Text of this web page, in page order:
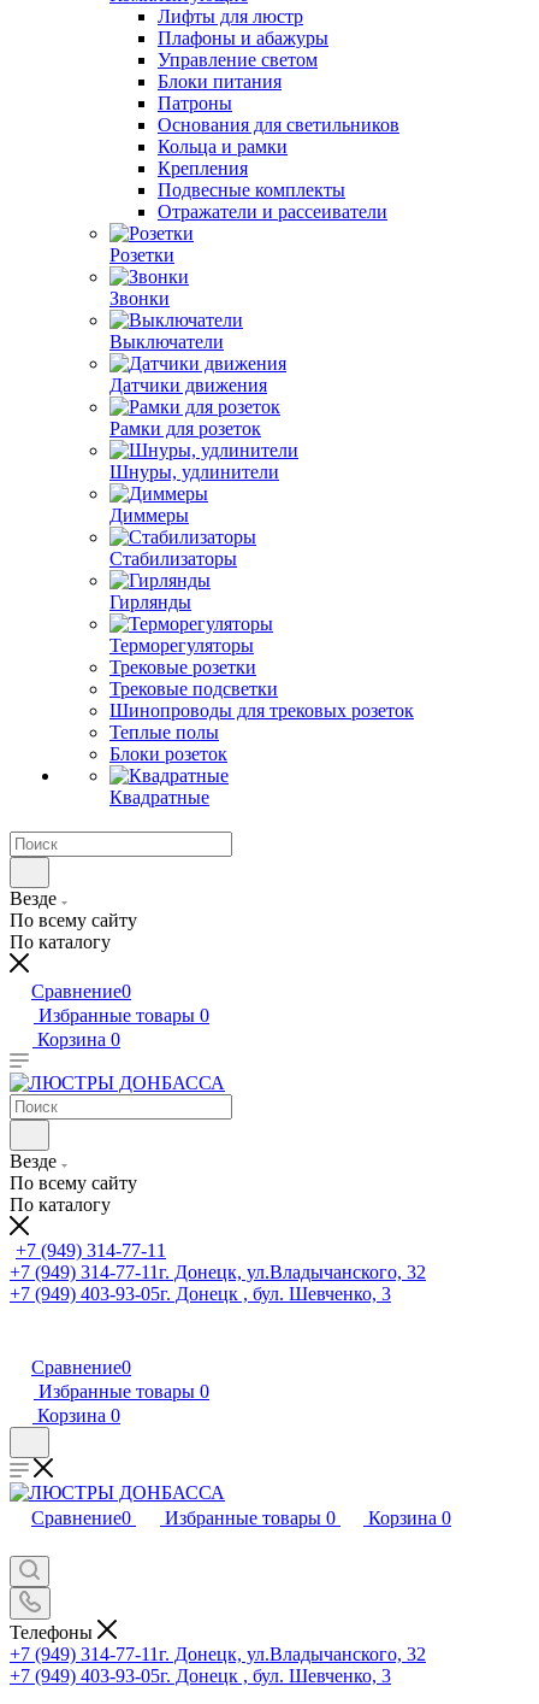
Лифты для люстр
Плафоны и абажуры
Управление светом
Блоки питания
Патроны
Основания для светильников
Кольца и рамки
Крепления
Подвесные комплекты
Отражатели и рассеиватели
Розетки
Звонки
Выключатели
Датчики движения
Рамки для розеток
Шнуры, удлинители
Диммеры
Стабилизаторы
Гирлянды
Терморегуляторы
Трековые розетки
Трековые подсветки
Шинопроводы для трековых розеток
Теплые полы
Блоки розеток
Квадратные
Везде
По всему сайту
По каталогу
Сравнение0
Избранные товары 0
Корзина 0
Везде
По всему сайту
По каталогу
+7 (949) 314-77-11
+7 (949) 314-77-11г. Донецк, ул.Владычанского, 32
+7 (949) 403-93-05г. Донецк , бул. Шевченко, 3
Сравнение0
Избранные товары 0
Корзина 0
Сравнение0 Избранные товары 0 Корзина 0
Телефоны
+7 (949) 314-77-11г. Донецк, ул.Владычанского, 32
+7 (949) 403-93-05г. Донецк , бул. Шевченко, 3